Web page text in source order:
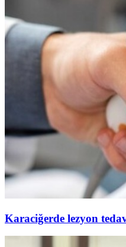
Karaciğerde lezyon